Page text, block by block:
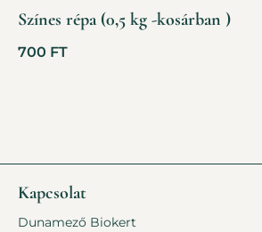
Színes répa (0,5 kg -kosárban )
700 FT
Kapcsolat
Dunamező Biokert